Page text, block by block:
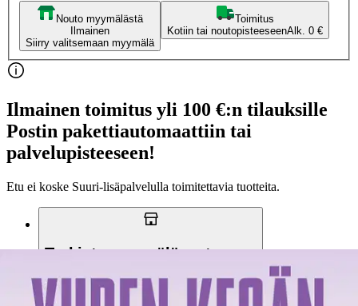
Nouto myymälästä
Ilmainen
Siirry valitsemaan myymälä
Toimitus
Kotiin tai noutopisteeseenAlk. 0 €
Ilmainen toimitus yli 100 €:n tilauksille
Postin pakettiautomaattiin tai
palvelupisteeseen!
Etu ei koske Suuri‑lisäpalvelulla toimitettavia tuotteita.
Tarkista myymäläsaatavuus